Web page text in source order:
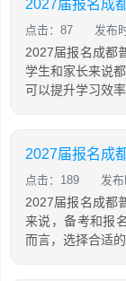
2027届报名成
点击：87 发布
2027届报名成都
学生和家长来说
可以提升学习效
2027届报名成
点击：189 发
2027届报名成都
来说，备考和报
而言，选择合适